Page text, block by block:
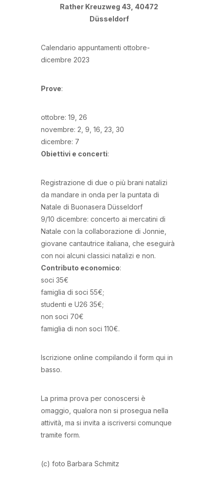
Rather Kreuzweg 43, 40472
Düsseldorf
Calendario appuntamenti ottobre-
dicembre 2023
Prove:
ottobre: 19, 26
novembre: 2, 9, 16, 23, 30
dicembre: 7
Obiettivi e concerti:
Registrazione di due o più brani natalizi
da mandare in onda per la puntata di
Natale di Buonasera Düsseldorf
9/10 dicembre: concerto ai mercatini di
Natale con la collaborazione di Jonnie,
giovane cantautrice italiana, che eseguirà
con noi alcuni classici natalizi e non.
Contributo economico:
soci 35€
famiglia di soci 55€;
studenti e U26 35€;
non soci 70€
famiglia di non soci 110€.
Iscrizione online compilando il form qui in
basso.
La prima prova per conoscersi è
omaggio, qualora non si prosegua nella
attività, ma si invita a iscriversi comunque
tramite form.
(c) foto Barbara Schmitz